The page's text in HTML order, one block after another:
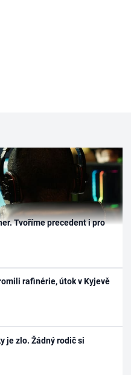
Tvoříme precedent i pro
rafinérie, útok v Kyjevě
je zlo. Žádný rodič si